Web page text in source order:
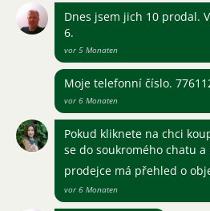
Dnes jsem jich 10 prodal.
6.
vor 5 Monaten
Moje telefonní číslo.
vor 6 Monaten
Pokud kliknete na chci
se do soukromého chatu a
prodejce má přehled o
vor 6 Monaten